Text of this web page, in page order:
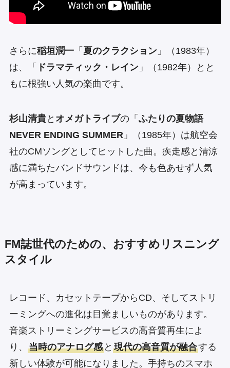
さらに稲垣潤一「 夏のクラクション」（1983年）
は、「
ドラマティック・レイン」（1982年）とと
もに根強い人気の楽曲です。
杉山清貴と オメガトライブの「 ふたりの夏物語
NEVER ENDING SUMMER 」（1985年）は航空会
社のCMソングとしてヒットした曲。疾走感と清涼
感に満ちたバンドサウンドは、今も色あせず人気
が高まっています。
FM誌世代のための、おすすめリスニング
スタイル
レコード、カセットテープからCD、そしてストリ
ーミングへの進化は目覚ましいものがあります。
音楽ストリーミングサービスの高音質再生によ
り、 当時のアナログ感と 現代の高音質が融合する
新しい体験が可能になりました。手持ちのスマホ